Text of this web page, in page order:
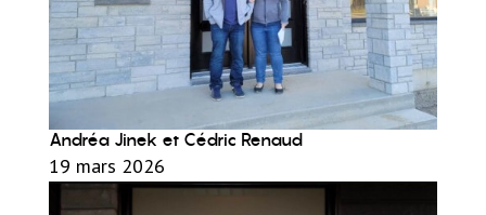
Andréa Jinek et Cédric Renaud
19 mars 2026